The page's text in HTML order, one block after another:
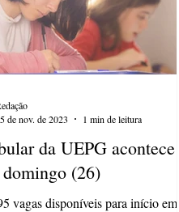
da UEPG acontece
domingo (26)
vagas disponíveis para início em
de nov. de 2023
1 min de leitura